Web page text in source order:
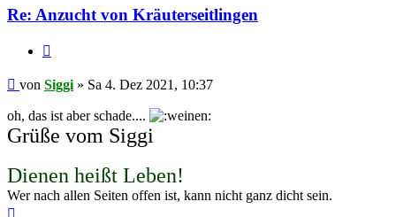
Re: Anzucht von Kräuterseitlingen
Beitrag
von Siggi » Sa 4. Dez 2021, 10:37
oh, das ist aber schade....
Grüße vom Siggi
Dienen heißt Leben!
Wer nach allen Seiten offen ist, kann nicht ganz dicht sein.